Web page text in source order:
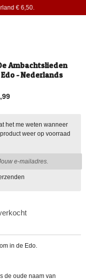
€ 6,50.
Ambachtslieden
- Nederlands
het me weten wanneer
weer op voorraad
in de Edo.
de oude naam van